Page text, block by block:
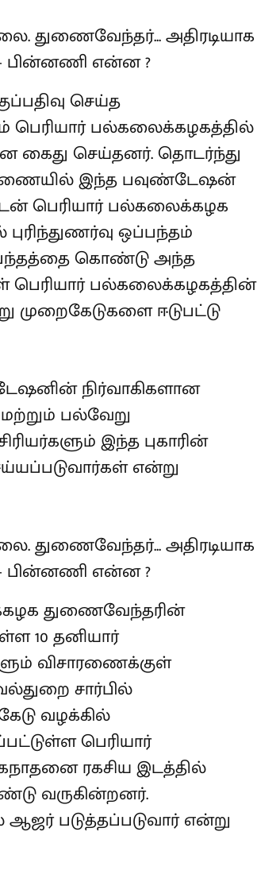
செய்த
பெரியார் பல்கலைக்கழகத்தில்
கைது செய்தனர். தொடர்ந்து
இந்த பவுண்டேஷன்
பெரியார் பல்கலைக்கழக
ஒப்பந்தம்
கொண்டு அந்த
பெரியார் பல்கலைக்கழகத்தின்
முறைகேடுகளை ஈடுபட்டு
நிர்வாகிகளான
பல்வேறு
இந்த புகாரின்
என்று
துணைவேந்தரின்
10 தனியார்
விசாரணைக்குள்
சார்பில்
வழக்கில்
பெரியார்
ரகசிய இடத்தில்
வருகின்றனர்.
படுத்தப்படுவார் என்று